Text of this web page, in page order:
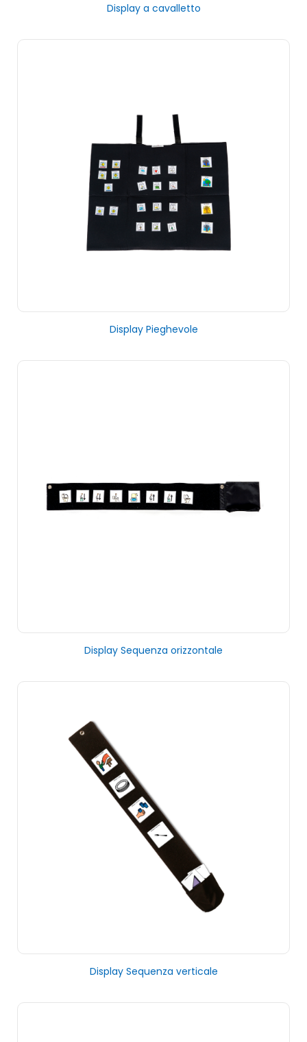
Display a cavalletto
Display Pieghevole
Display Sequenza orizzontale
Display Sequenza verticale